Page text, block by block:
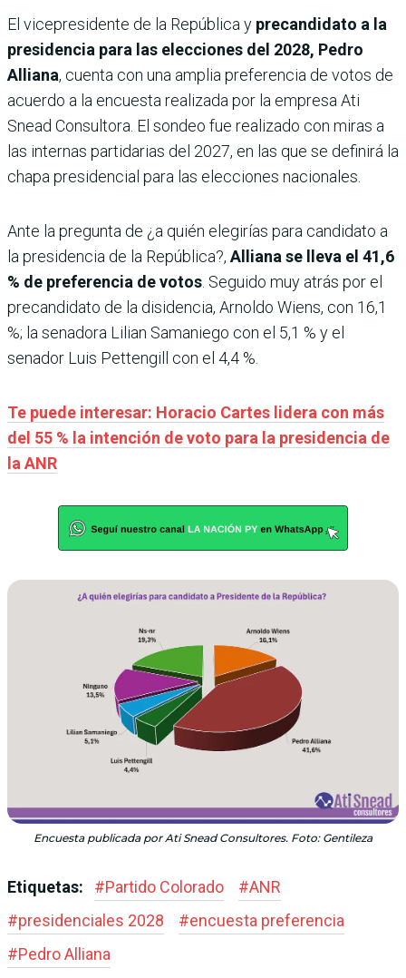
El vicepresidente de la República y precandidato a la
presidencia para las elecciones del 2028, Pedro
Alliana, cuenta con una amplia preferencia de votos de
acuerdo a la encuesta realizada por la empresa Ati
Snead Consultora. El sondeo fue realizado con miras a
las internas partidarias del 2027, en las que se definirá la
chapa presidencial para las elecciones nacionales.
Ante la pregunta de ¿a quién elegirías para candidato a
la presidencia de la República?, Alliana se lleva el 41,6
% de preferencia de votos. Seguido muy atrás por el
precandidato de la disidencia, Arnoldo Wiens, con 16,1
%; la senadora Lilian Samaniego con el 5,1 % y el
senador Luis Pettengill con el 4,4 %.
Te puede interesar: Horacio Cartes lidera con más
del 55 % la intención de voto para la presidencia de
la ANR
Encuesta publicada por Ati Snead Consultores. Foto: Gentileza
Etiquetas: #Partido Colorado #ANR
#presidenciales 2028 #encuesta preferencia
#Pedro Alliana